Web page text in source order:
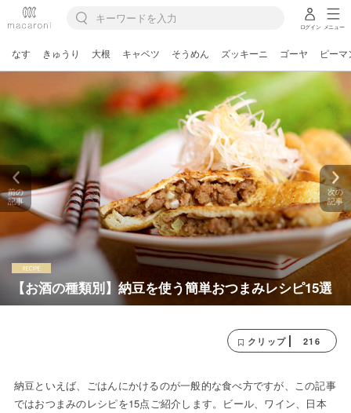
ログイン メニュー
なす きゅうり 大根 キャベツ そうめん ズッキーニ ゴーヤ ピーマ
【お酒の種類別】納豆を使う簡単おつまみレシピ15選
前の
記事
次の
記事
クリップ 216
納豆といえば、ごはんにかけるのが一般的な食べ方ですが、この記事
ではおつまみのレシピを15点ご紹介します。ビール、ワイン、日本